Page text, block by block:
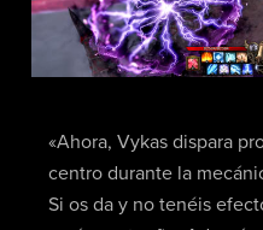
«Ahora, Vykas dispara
centro durante la
Si os da y no tenéis